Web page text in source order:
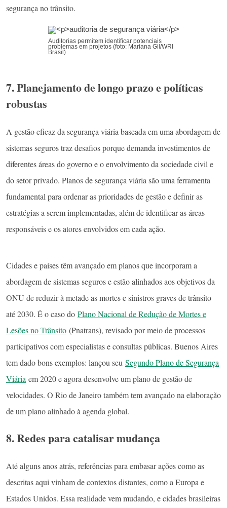
segurança no trânsito.
Auditorias permitem identificar potenciais
problemas em projetos (foto: Mariana Gil/WRI
Brasil)
7. Planejamento de longo prazo e políticas
robustas
A gestão eficaz da segurança viária baseada em uma abordagem de
sistemas seguros traz desafios porque demanda investimentos de
diferentes áreas do governo e o envolvimento da sociedade civil e
do setor privado. Planos de segurança viária são uma ferramenta
fundamental para ordenar as prioridades de gestão e definir as
estratégias a serem implementadas, além de identificar as áreas
responsáveis e os atores envolvidos em cada ação.
Cidades e países têm avançado em planos que incorporam a
abordagem de sistemas seguros e estão alinhados aos objetivos da
ONU de reduzir à metade as mortes e sinistros graves de trânsito
até 2030. É o caso do Plano Nacional de Redução de Mortes e
Lesões no Trânsito (Pnatrans), revisado por meio de processos
participativos com especialistas e consultas públicas. Buenos Aires
tem dado bons exemplos: lançou seu Segundo Plano de Segurança
Viária em 2020 e agora desenvolve um plano de gestão de
velocidades. O Rio de Janeiro também tem avançado na elaboração
de um plano alinhado à agenda global.
8. Redes para catalisar mudança
Até alguns anos atrás, referências para embasar ações como as
descritas aqui vinham de contextos distantes, como a Europa e
Estados Unidos. Essa realidade vem mudando, e cidades brasileiras